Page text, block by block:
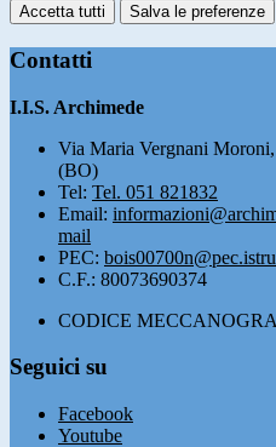
Accetta tutti Salva le preferenze
Contatti
I.I.S. Archimede
Via Maria Vergnani
(BO)
Tel: Tel. 051 821832
Email:
mail
PEC:
C.F.: 80073690374
CODICE
Seguici su
Facebook
Youtube